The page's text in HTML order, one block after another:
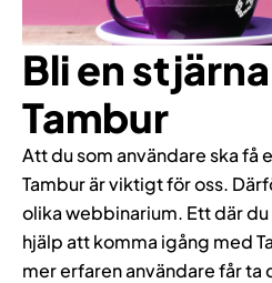
Bli en
Tambur
Att du som användare ska få
Tambur är viktigt för oss.
olika webbinarium. Ett där
hjälp att komma igång med
mer erfaren användare får ta